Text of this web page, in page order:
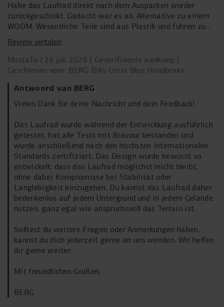
Habe das Laufrad direkt nach dem Auspacken wieder
zurückgeschickt. Gedacht war es als Alternative zu einem
WOOM. Wesentliche Teile sind aus Plastik und führen zu
einem absolut unsicherem Eindruck. Jenseits vom
Wohnzimmer würde ich kein Kind damit fahren lassen.
Was bringen MTB Reifen und fetter Rahmen, wenn der
Rest absolut nicht mithalten kann? Verstehe diese
Review vertalen
Mustafa
26 juli 2026
Geverifieerde aankoop
Geschreven voor: BERG Biky Cross Blue Handbrake
Antwoord van BERG
Vielen Dank für deine Nachricht und dein Feedback!
Das Laufrad wurde während der Entwicklung ausführlich
getestet, hat alle Tests mit Bravour bestanden und
wurde anschließend nach den höchsten internationalen
Standards zertifiziert. Das Design wurde bewusst so
entwickelt, dass das Laufrad möglichst leicht bleibt,
ohne dabei Kompromisse bei Stabilität oder
Langlebigkeit einzugehen. Du kannst das Laufrad daher
bedenkenlos auf jedem Untergrund und in jedem Gelände
nutzen, ganz egal wie anspruchsvoll das Terrain ist.
Solltest du weitere Fragen oder Anmerkungen haben,
kannst du dich jederzeit gerne an uns wenden. Wir helfen
dir gerne weiter.
Mit freundlichen Grüßen,
BERG